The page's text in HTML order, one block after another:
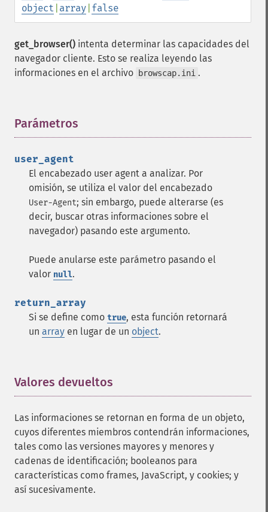
object array false
get_browser() intenta determinar las capacidades del
navegador cliente. Esto se realiza leyendo las
informaciones en el archivo
browscap.ini .
Parámetros
user_agent
El encabezado user agent a analizar. Por
omisión, se utiliza el valor del encabezado
User-Agent; sin embargo, puede alterarse (es
decir, buscar otras informaciones sobre el
navegador) pasando este argumento.
Puede anularse este parámetro pasando el
valor null.
return_array
Si se define como true, esta función retornará
un array en lugar de un object.
Valores devueltos
Las informaciones se retornan en forma de un objeto,
cuyos diferentes miembros contendrán informaciones,
tales como las versiones mayores y menores y
cadenas de identificación; booleanos para
características como frames, JavaScript, y cookies; y
así sucesivamente.